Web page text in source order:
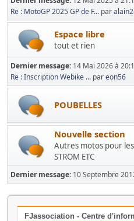
Re : MotoGP 2025 GP de F... par
Espace libre
tout et rien
Dernier message: 14 Mai 2026 à
Re : Inscription Webike ... pareon56
POUBELLES
Nouvelle section
Autres motos pour
STROM ETC
Dernier message: 10 Septembre
FJassociation - Centre